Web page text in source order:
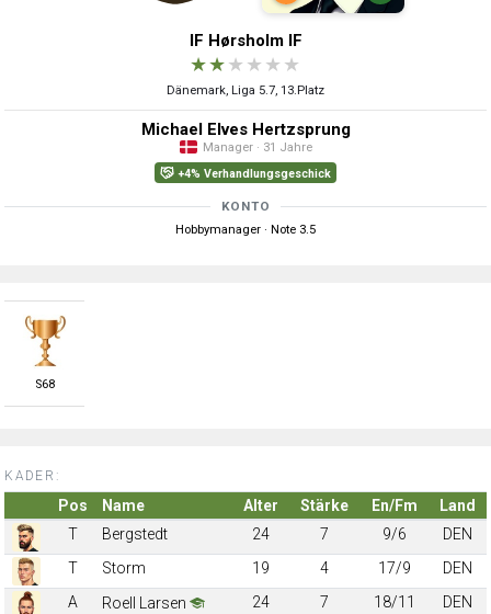
IF Hørsholm IF
★★★ ★ ★ ★
Dänemark, Liga 5.7, 13.Platz
Michael Elves Hertzsprung
Manager · 31 Jahre
+4% Verhandlungsgeschick
KONTO
Hobbymanager · Note 3.5
S68
KADER:
Pos Name Alter Stärke En/Fm
Land
T
Bergstedt 24 7 9/6
DEN
T
Storm 19 4 17/9
DEN
A
Roell Larsen 24 7 18/11
DEN